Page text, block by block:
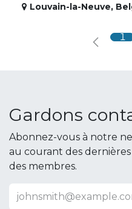
Louvain-la-Neuve,
1
Gardons
Abonnez-vous à notre
au courant des
des membres.